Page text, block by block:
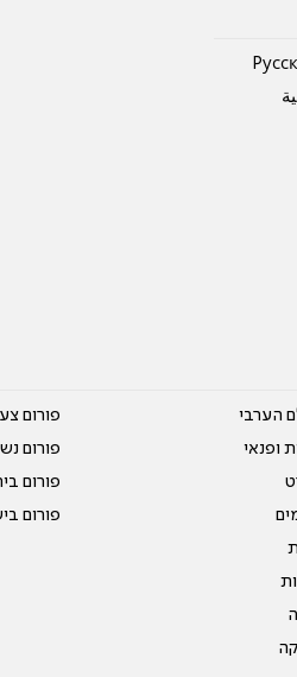
הערבי
ופנאי
פורום
פורום
פורום
פורום